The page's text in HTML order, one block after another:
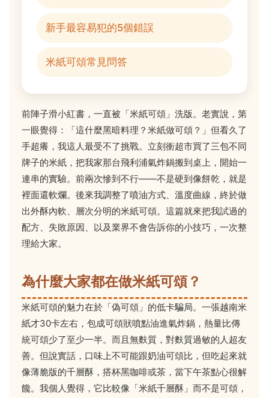
新手最容易犯的5個錯誤
米紙可頌常見問答
前陣子滑小紅書，一直被「米紙可頌」洗版。老實說，第
一眼覺得：「這什麼黑暗料理？米紙做可頌？」但看久了
手超癢，我這人最受不了挑戰。立刻衝超市買了三包不同
牌子的米紙，把我家那台飛利浦氣炸鍋搬到桌上，開始一
連串的實驗。前兩次慘到不行——不是硬到像餅乾，就是
裡面還軟爛。後來我調整了噴油方式、溫度曲線，終於做
出外酥內軟、層次分明的米紙可頌。這篇就來把我試過的
配方、失敗原因、以及業界不會告訴你的小技巧，一次整
理給大家。
為什麼大家都在做米紙可頌？
米紙可頌的魅力在於「偽可頌」的低卡騙局。一張越南米
紙才30卡左右，包成可頌狀噴點油進氣炸鍋，熱量比傳
統可頌少了至少一半。而且無麩質，對麩質過敏的人超友
善。但說實話，口味上不可能跟奶油可頌比，但吃起來就
像薄脆版的千層酥，搭杯黑咖啡或茶，當下午茶點心很解
饞。我個人覺得，它比較像「米紙千層酥」而不是可頌，